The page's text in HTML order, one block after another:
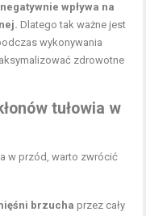
wpływa na
Dlatego tak ważne jest
wykonywania
zdrowotne
tułowia w
w przód, warto zwrócić
brzucha przez cały